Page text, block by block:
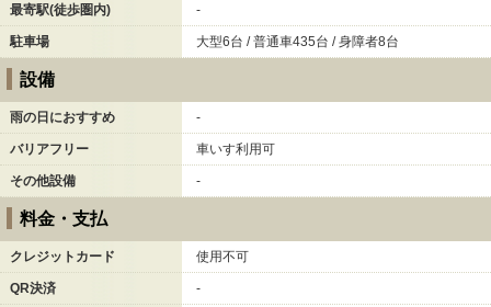
最寄駅(徒歩圏内) -
駐車場 大型6台 / 普通車435台 / 身障者8台
設備
雨の日におすすめ -
バリアフリー 車いす利用可
その他設備 -
料金・支払
クレジットカード 使用不可
QR決済 -